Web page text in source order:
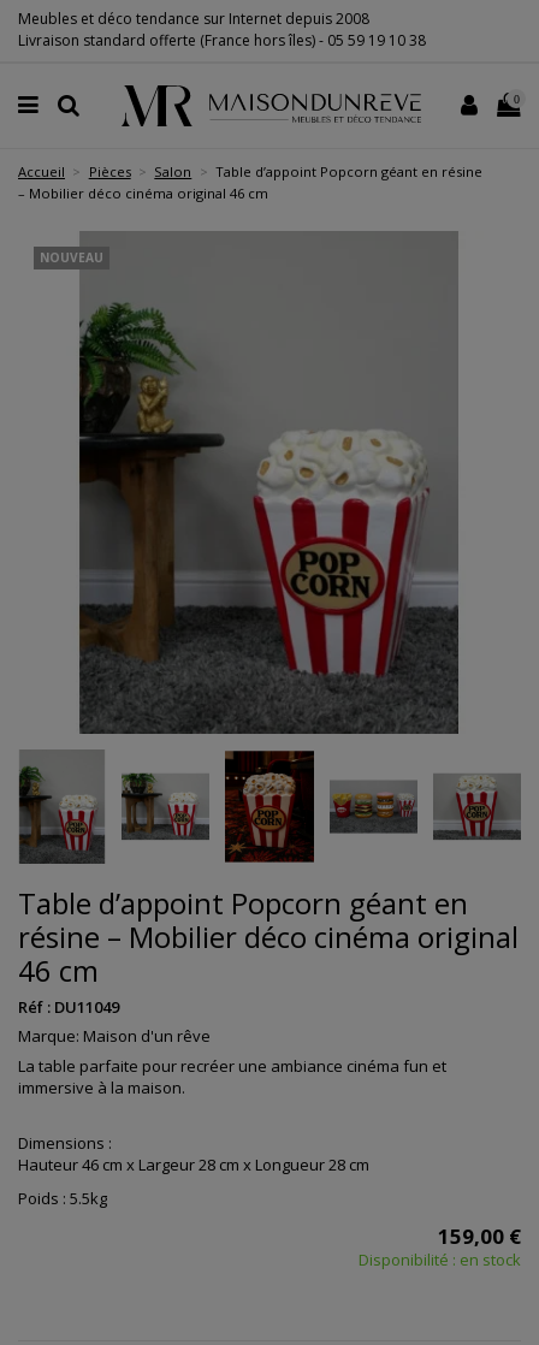
Meubles et déco tendance sur Internet depuis 2008
Livraison standard offerte (France hors îles) - 05 59 19 10 38
0
Accueil Pièces Salon
Table d’appoint Popcorn géant en résine
– Mobilier déco cinéma original 46 cm
NOUVEAU
Table d’appoint Popcorn géant en
résine – Mobilier déco cinéma original
46 cm
Réf : DU11049
Marque: Maison d'un rêve
La table parfaite pour recréer une ambiance cinéma fun et
immersive à la maison.
Dimensions :
Hauteur 46 cm x Largeur 28 cm x Longueur 28 cm
Poids : 5.5kg
159,00 €
Disponibilité : en stock